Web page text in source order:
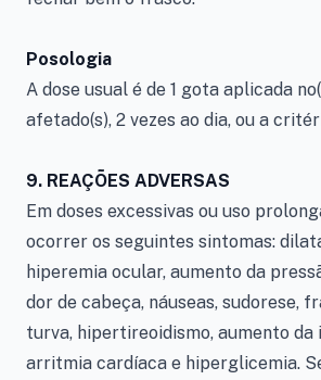
Posologia
A dose usual é de 1 gota aplicada
afetado(s), 2 vezes ao dia, ou a
9. REAÇÕES ADVERSAS
Em doses excessivas ou uso
ocorrer os seguintes sintomas:
hiperemia ocular, aumento da
dor de cabeça, náuseas, sudorese,
turva, hipertireoidismo, aumento
arritmia cardíaca e hiperglicemia.